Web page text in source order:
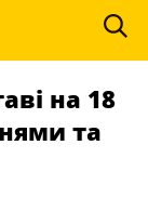
на 18
та